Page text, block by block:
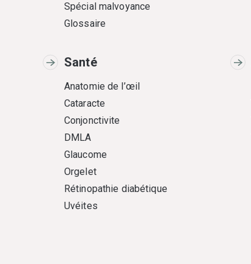
Spécial malvoyance
Glossaire
Santé
Anatomie de l’œil
Cataracte
Conjonctivite
DMLA
Glaucome
Orgelet
Rétinopathie diabétique
Uvéites